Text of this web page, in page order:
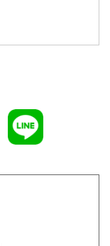
430円